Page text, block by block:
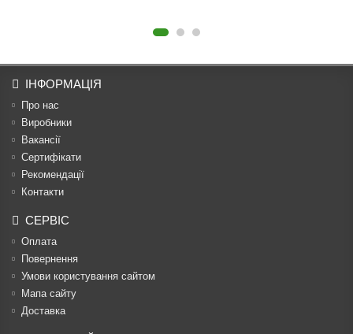
ІНФОРМАЦІЯ
Про нас
Виробники
Вакансії
Сертифікати
Рекомендації
Контакти
СЕРВІС
Оплата
Повернення
Умови користування сайтом
Мапа сайту
Доставка